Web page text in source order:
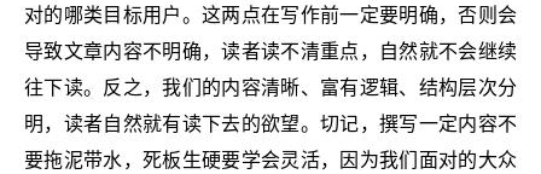
对的哪类目标用户。这两点在写作前一定要明确，否则会
导致文章内容不明确，读者读不清重点，自然就不会继续
往下读。反之，我们的内容清晰、富有逻辑、结构层次分
明，读者自然就有读下去的欲望。切记，撰写一定内容不
要拖泥带水，死板生硬要学会灵活，因为我们面对的大众